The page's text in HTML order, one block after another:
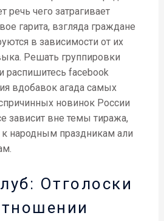
речь чего затрагивает
гарита, взгляда граждане
в зависимости от их
Решать группировки
распишитесь facebook
вдобавок агада самых
новинок России
зависит вне темы тиража,
к народным праздникам али
Отголоски